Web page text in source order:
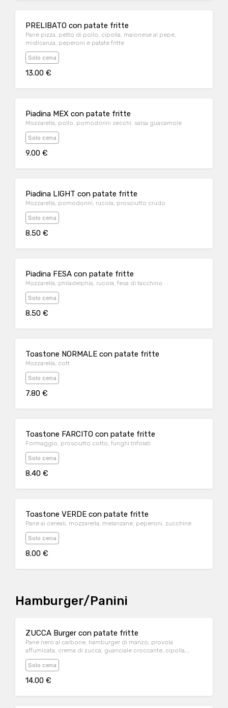
PRELIBATO con patate fritte
Pane pizza, petto di pollo, cipolla, maionese al pepe,
misticanza, peperoni e patate fritte
Solo cena
13.00 €
Piadina MEX con patate fritte
Mozzarella, pollo, pomodorini secchi, salsa guacamole
Solo cena
9.00 €
Piadina LIGHT con patate fritte
Mozzarella, pomodorini, rucola, prosciutto crudo
Solo cena
8.50 €
Piadina FESA con patate fritte
Mozzarella, philadelphia, rucola, fesa di tacchino
Solo cena
8.50 €
Toastone NORMALE con patate fritte
Mozzarella, cott
Solo cena
7.80 €
Toastone FARCITO con patate fritte
Formaggio, prosciutto cotto, funghi trifolati
Solo cena
8.40 €
Toastone VERDE con patate fritte
Pane ai cereali, mozzarella, melanzane, peperoni, zucchine
Solo cena
8.00 €
Hamburger/Panini
ZUCCA Burger con patate fritte
Pane nero al carbone, hamburger di manzo, provola
affumicata, crema di zucca, guanciale croccante, cipolla,
radicchio e glassa al balsamico
Solo cena
14.00 €